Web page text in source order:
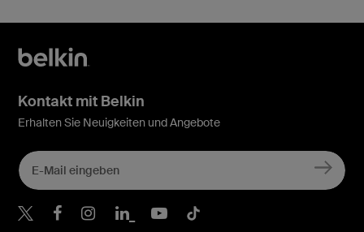
Kontakt mit Belkin
Erhalten Sie Neuigkeiten und Angebote
Belkin Twitter
Belkin Facebook
Belkin Instagram
Belkin LinkedIn
Belkin Youtube
Belkin TikTok